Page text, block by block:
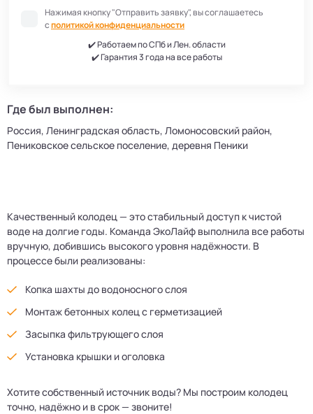
Нажимая кнопку "Отправить заявку", вы соглашаетесь
сполитикой конфиденциальности
✔️ Работаем по СПб и Лен. области
✔️ Гарантия 3 года на все работы
Где был выполнен:
Россия, Ленинградская область, Ломоносовский район,
Пениковское сельское поселение, деревня Пеники
Качественный колодец — это стабильный доступ к чистой
воде на долгие годы. Команда ЭкоЛайф выполнила все работы
вручную, добившись высокого уровня надёжности. В
процессе были реализованы:
Копка шахты до водоносного слоя
Монтаж бетонных колец с герметизацией
Засыпка фильтрующего слоя
Установка крышки и оголовка
Хотите собственный источник воды? Мы построим колодец
точно, надёжно и в срок — звоните!